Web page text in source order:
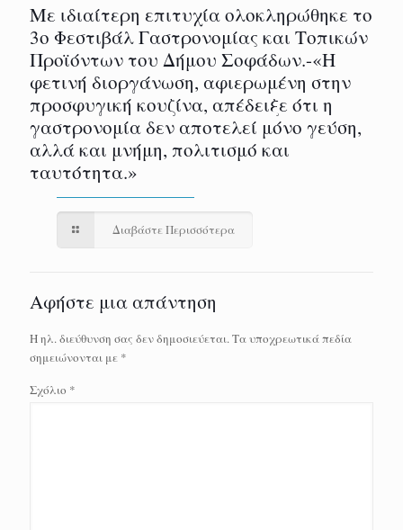
Με ιδιαίτερη επιτυχία ολοκληρώθηκε το
3ο Φεστιβάλ Γαστρονομίας και Τοπικών
Προϊόντων του Δήμου Σοφάδων.-«Η
φετινή διοργάνωση, αφιερωμένη στην
προσφυγική κουζίνα, απέδειξε ότι η
γαστρονομία δεν αποτελεί μόνο γεύση,
αλλά και μνήμη, πολιτισμό και
ταυτότητα.»
Διαβάστε Περισσότερα
Αφήστε μια απάντηση
Η ηλ. διεύθυνση σας δεν δημοσιεύεται.Τα υποχρεωτικά πεδία
σημειώνονται με *
Σχόλιο *